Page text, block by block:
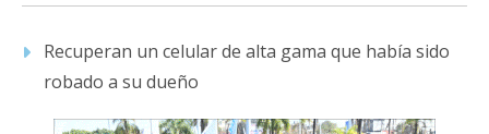
Recuperan un celular de alta gama que había sido
robado a su dueño